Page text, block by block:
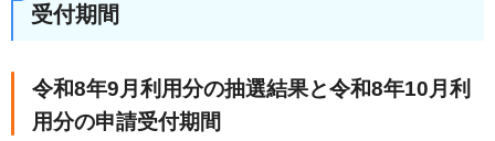
受付期間
令和8年9月利用分の抽選結果と令和8年10月利
用分の申請受付期間